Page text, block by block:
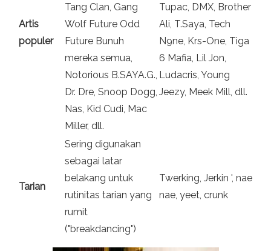
Artis
populer
Tang Clan, Gang
Wolf Future Odd
Future Bunuh
mereka semua,
Notorious B.SAYA.G.,
Dr. Dre, Snoop Dogg,
Nas, Kid Cudi, Mac
Miller, dll.
Tupac, DMX, Brother
Ali, T.Saya, Tech
N9ne, Krs-One, Tiga
6 Mafia, Lil Jon,
Ludacris, Young
Jeezy, Meek Mill, dll.
Tarian
Sering digunakan
sebagai latar
belakang untuk
rutinitas tarian yang
rumit
("breakdancing")
Twerking, Jerkin ', nae
nae, yeet, crunk